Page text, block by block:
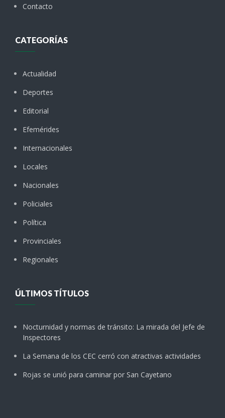
Contacto
CATEGORÍAS
Actualidad
Deportes
Editorial
Efemérides
Internacionales
Locales
Nacionales
Policiales
Política
Provinciales
Regionales
ÚLTIMOS TÍTULOS
Nocturnidad y normas de tránsito: La mirada del Jefe de
Inspectores
La Semana de los CEC cerró con atractivas actividades
Rojas se unió para caminar por San Cayetano